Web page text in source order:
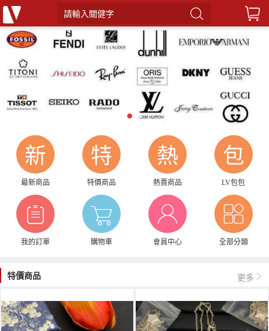
請輸入關健字
新
最新商品
特
特價商品
熱
熱賣商品
包
LV包包
我的訂單 購物車 會員中心 全部分類
特價商品 更多